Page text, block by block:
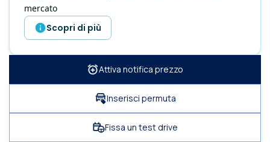
mercato
Scopri di più
Attiva notifica prezzo
Inserisci permuta
Fissa un test drive